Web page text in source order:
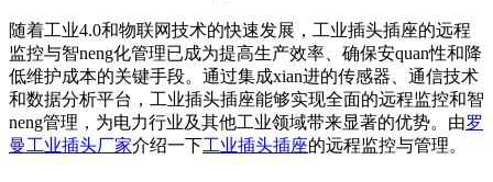
随着工业4.0和物联网技术的快速发展，工业插头插座的远程
监控与智neng化管理已成为提高生产效率、确保安quan性和降
低维护成本的关键手段。通过集成xian进的传感器、通信技术
和数据分析平台，工业插头插座能够实现全面的远程监控和智
neng管理，为电力行业及其他工业领域带来显著的优势。由罗
曼工业插头厂家介绍一下工业插头插座的远程监控与管理。